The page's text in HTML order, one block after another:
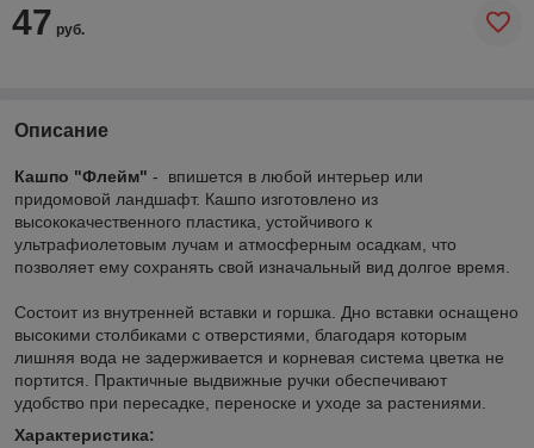
47 руб.
Описание
Кашпо "Флейм" - впишется в любой интерьер или
придомовой ландшафт. Кашпо изготовлено из
высококачественного пластика, устойчивого к
ультрафиолетовым лучам и атмосферным осадкам, что
позволяет ему сохранять свой изначальный вид долгое время.
Состоит из внутренней вставки и горшка. Дно вставки оснащено
высокими столбиками с отверстиями, благодаря которым
лишняя вода не задерживается и корневая система цветка не
портится. Практичные выдвижные ручки обеспечивают
удобство при пересадке, переноске и уходе за растениями.
Характеристика: